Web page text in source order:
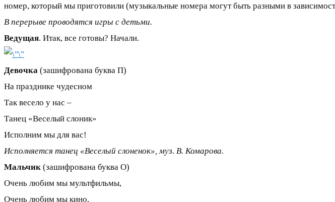
номер, который мы приготовили (музыкальные номера могут быть разными в
В перерыве проводятся игры с детьми.
Ведущая. Итак, все готовы? Начали.
Девочка (зашифрована буква П)
На празднике чудесном
Так весело у нас –
Танец «Веселый слоник»
Исполним мы для вас!
Исполняется танец «Веселый слоненок», муз. В. Комарова.
Мальчик (зашифрована буква О)
Очень любим мы мультфильмы,
Очень любим мы кино,